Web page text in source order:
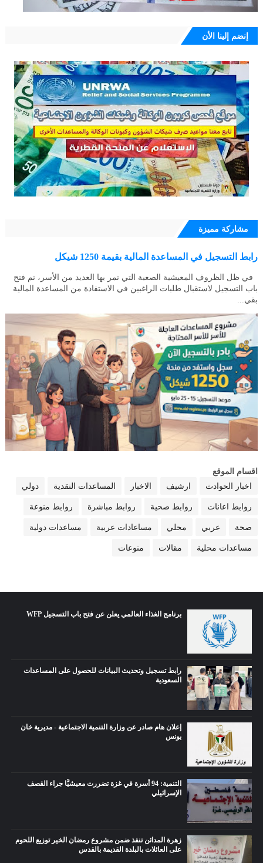
إنضم إلينا الأن
مشاركة مميزة
رابط التسجيل في المساعدة المالية بقيمة 1250 شيكل
في ظل الظروف المعيشية الصعبة التي تمر بها العديد من الأسر، تم فتح
باب التسجيل لاستقبال طلبات الراغبين في الاستفادة من المساعدة المالية
بقي...
اقسام الموقع
اخبار الحوادث
ارشيف الاخبار المساعدات النقدية دولي
روابط اعانات روابط صحية روابط مباشرة روابط منوعة
صحة عربي محلي مساعادات عربية مساعدات دولية
مساعدات محلية مقالات منوعات
برنامج الغذاء العالمي يعلن عن فتح باب التسجيل WFP
رابط تسجيل وتحديث البيانات للحصول على المساعدات
السعودية
إعلان هام صادر عن وزارة التنمية الاجتماعية - مديرية خان
يونس
التنمية: 94 أسرة في غزة تضررت معيشيًّا جراء القصف
الإسرائيلي
زهرة المدائن تنفذ ضمن مشروع رمضان الخير توزيع اللحوم
على العائلات بالبلدة القديمة بالقدس